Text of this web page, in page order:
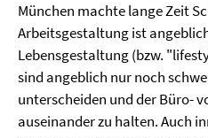
München machte lange Zeit
Arbeitsgestaltung ist
Lebensgestaltung (bzw.
sind angeblich nur noch
unterscheiden und der Büro-
auseinander zu halten. Auch